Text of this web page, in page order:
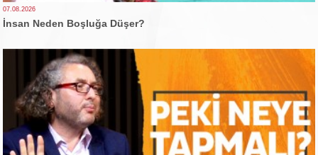
07.08.2026
İnsan Neden Boşluğa Düşer?